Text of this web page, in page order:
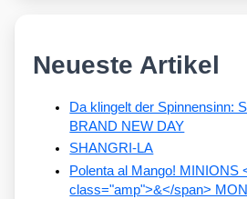
Neueste Artikel
Da klingelt der Spinnensinn:
BRAND NEW DAY
SHANGRI-LA
Polenta al Mango! MINIONS
class="amp">&</span>